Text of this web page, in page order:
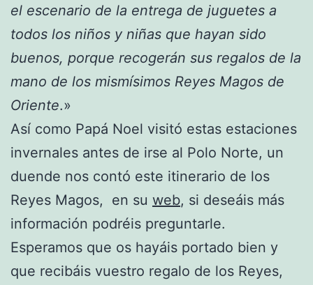
el escenario de la entrega de juguetes a
todos los niños y niñas que hayan sido
buenos, porque recogerán sus regalos de la
mano de los mismísimos Reyes Magos de
Oriente.»
Así como Papá Noel visitó estas estaciones
invernales antes de irse al Polo Norte, un
duende nos contó este itinerario de los
Reyes Magos, en su web, si deseáis más
información podréis preguntarle.
Esperamos que os hayáis portado bien y
que recibáis vuestro regalo de los Reyes,